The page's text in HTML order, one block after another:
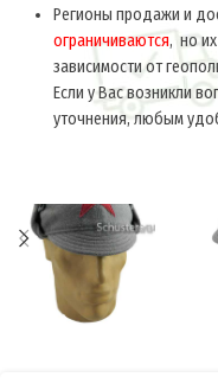
Регионы продажи и
ограничиваются, но их
зависимости от
Если у Вас возникли
уточнения, любым